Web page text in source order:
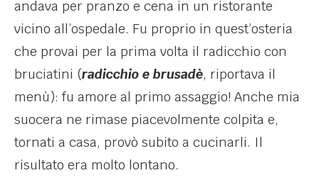
andava per pranzo e cena in un ristorante
vicino all’ospedale. Fu proprio in quest’osteria
che provai per la prima volta il radicchio con
bruciatini (radicchio e brusadè, riportava il
menù): fu amore al primo assaggio! Anche mia
suocera ne rimase piacevolmente colpita e,
tornati a casa, provò subito a cucinarli. Il
risultato era molto lontano.